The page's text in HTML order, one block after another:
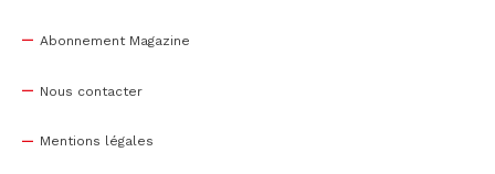
Abonnement Magazine
Nous contacter
Mentions légales